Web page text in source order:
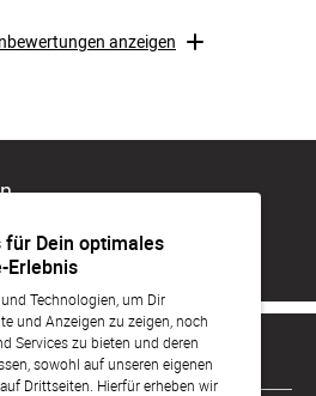
für Dein optimales
Erlebnis
Technologien, um Dir
und Anzeigen zu zeigen, noch
Services zu bieten und deren
sowohl auf unseren eigenen
Drittseiten. Hierfür erheben wir
anzeigen